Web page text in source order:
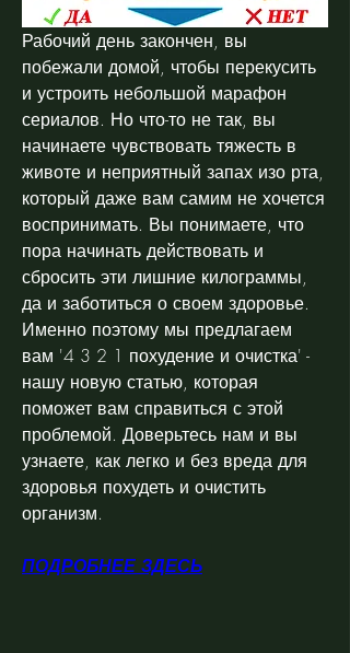
Рабочий день закончен, вы
побежали домой, чтобы перекусить
и устроить небольшой марафон
сериалов. Но что-то не так, вы
начинаете чувствовать тяжесть в
животе и неприятный запах изо рта,
который даже вам самим не хочется
воспринимать. Вы понимаете, что
пора начинать действовать и
сбросить эти лишние килограммы,
да и заботиться о своем здоровье.
Именно поэтому мы предлагаем
вам '4 3 2 1 похудение и очистка' -
нашу новую статью, которая
поможет вам справиться с этой
проблемой. Доверьтесь нам и вы
узнаете, как легко и без вреда для
здоровья похудеть и очистить
организм.
ПОДРОБНЕЕ ЗДЕСЬ